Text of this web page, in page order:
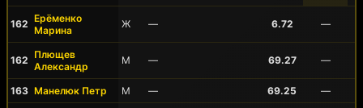
162 Ерёменко
Марина
Ж — 6.72 —
162 Плющев
Александр
М — 69.27 —
163 Манелюк Петр М — 69.25 —